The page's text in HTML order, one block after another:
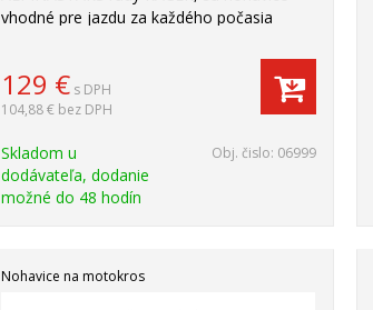
vhodné pre jazdu za každého počasia
129 € s DPH
104,88 € bez DPH
Skladom u
dodávateľa, dodanie
možné do 48 hodín
Obj. čislo: 06999
Nohavice na motokros